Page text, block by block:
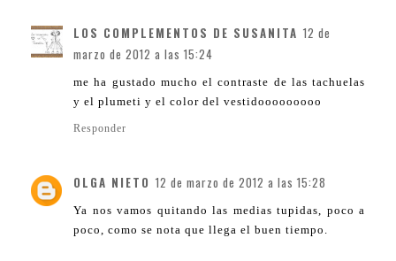
LOS COMPLEMENTOS DE SUSANITA 12 de
marzo de 2012 a las 15:24
me ha gustado mucho el contraste de las tachuelas
y el plumeti y el color del vestidooooooooo
Responder
OLGA NIETO 12 de marzo de 2012 a las 15:28
Ya nos vamos quitando las medias tupidas, poco a
poco, como se nota que llega el buen tiempo.